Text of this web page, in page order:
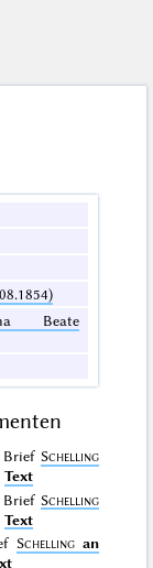
Beate
Brief Schelling
Text
Schelling
Text
Schelling an